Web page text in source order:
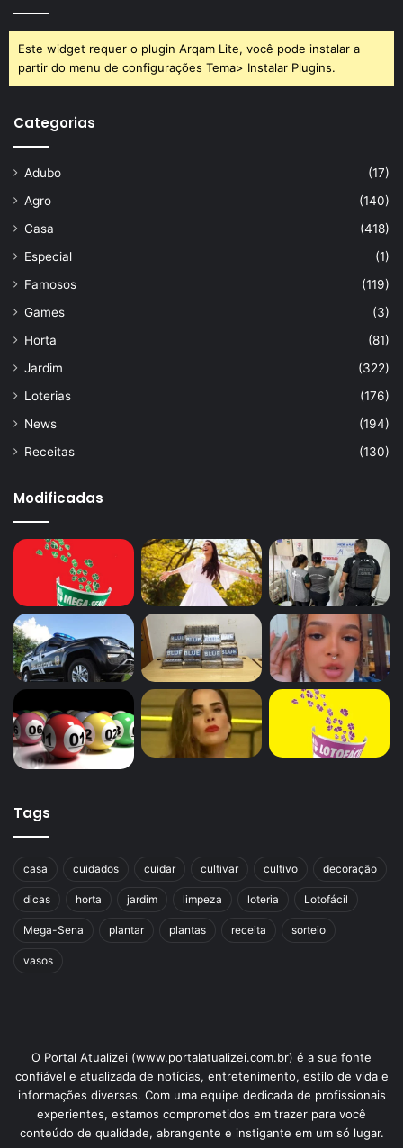
Este widget requer o plugin Arqam Lite, você pode instalar a
partir do menu de configurações Tema> Instalar Plugins.
Categorias
Adubo
(17)
Agro
(140)
Casa
(418)
Especial
(1)
Famosos
(119)
Games
(3)
Horta
(81)
Jardim
(322)
Loterias
(176)
News
(194)
Receitas
(130)
Modificadas
Tags
casa cuidados cuidar cultivar cultivo decoração
dicas horta jardim limpeza loteria Lotofácil
Mega-Sena plantar plantas receita sorteio
vasos
O Portal Atualizei (www.portalatualizei.com.br) é a sua fonte
confiável e atualizada de notícias, entretenimento, estilo de vida e
informações diversas. Com uma equipe dedicada de profissionais
experientes, estamos comprometidos em trazer para você
conteúdo de qualidade, abrangente e instigante em um só lugar.